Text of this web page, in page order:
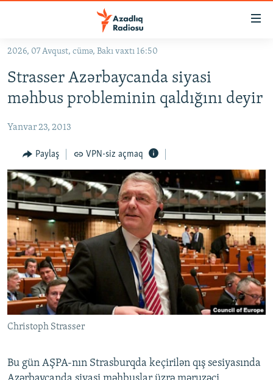
Əsas
qayıt
Əsas
qayıt
KORRUPSIOMETR
#ƏSLINDƏ
FƏRQƏ BAX
QANUNI DOĞRU
ARAŞDIRMA
MULTIMEDIA
VIDEO
FOTOQALEREYA
İNFOQRAFIKA
KARIKATURA
RADIO ARXIV
OXU ZALI
AZƏRBAYCAN ƏDƏBIYYATI KITABXANASI
İSLAM VƏ DEMOKRATIYA
İZ - MƏDƏNIYYƏT PROQRAMI
HAQQIMIZDA
MISSIYAMIZ
PEŞƏ ETIKASI VƏ JURNALISTIKA STANDARTLARIMIZ
MATERIALLARIMIZDAN ISTIFADƏ
BIZIMLƏ ƏLAQƏ
BIZI IZLƏ
2026, 07 Avqust, cümə, Bakı vaxtı 16:50
Strasser Azərbaycanda siyasi
məhbus probleminin qaldığını deyir
Yanvar 23, 2013
Paylaş VPN-siz açmaq
Christoph Strasser
Bu gün AŞPA-nın Strasburqda keçirilən qış sesiyasında